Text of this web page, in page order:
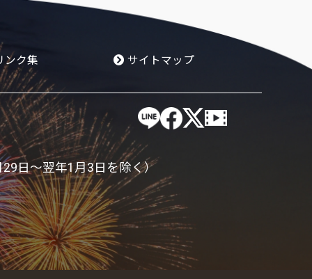
ンク集 サイトマップ
日～翌年1月3日を除く）